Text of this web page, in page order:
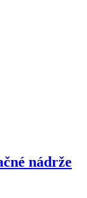
nádrže